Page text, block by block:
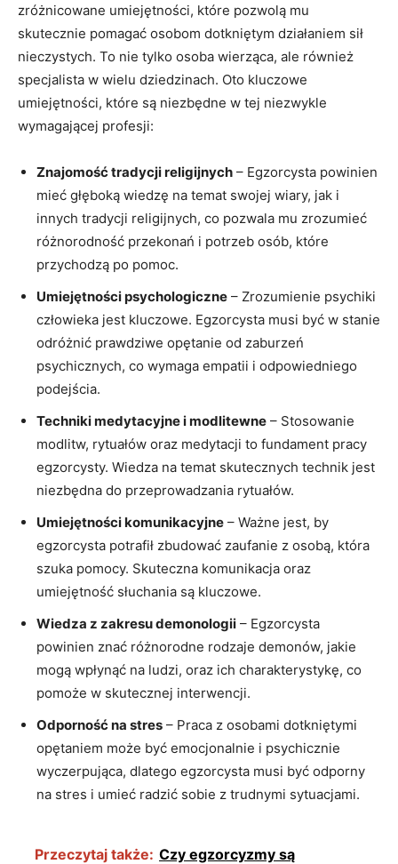
zróżnicowane umiejętności, które pozwolą mu⁢
skutecznie ⁣pomagać osobom dotkniętym działaniem sił
nieczystych.‍ To nie tylko ⁢osoba wierząca, ale również
specjalista⁣ w wielu ‌dziedzinach. ‍Oto kluczowe⁣
umiejętności, które są niezbędne w tej niezwykle
wymagającej⁤ profesji:
Znajomość tradycji religijnych – Egzorcysta powinien
mieć głęboką wiedzę na temat swojej wiary, jak⁤ i
innych tradycji religijnych, ‍co pozwala mu zrozumieć
różnorodność⁣ przekonań i potrzeb osób, które
przychodzą po ⁣pomoc.
Umiejętności ​psychologiczne – Zrozumienie psychiki
człowieka jest kluczowe. Egzorcysta‍ musi być w stanie
odróżnić prawdziwe opętanie od zaburzeń
psychicznych,⁣ co ⁢wymaga‍ empatii​ i odpowiedniego⁤
podejścia.
Techniki medytacyjne i⁤ modlitewne ⁤– Stosowanie‌
modlitw, rytuałów oraz medytacji to fundament pracy
egzorcysty. Wiedza ⁢na temat ⁢skutecznych technik jest
niezbędna do przeprowadzania rytuałów.
Umiejętności komunikacyjne – ⁣Ważne jest, by
egzorcysta potrafił zbudować zaufanie z osobą, która
szuka ‍pomocy. Skuteczna komunikacja oraz
umiejętność słuchania są kluczowe.
Wiedza z ‍zakresu demonologii – Egzorcysta
powinien znać różnorodne rodzaje⁢ demonów, jakie
mogą wpłynąć ‌na ludzi, oraz ich charakterystykę, ‌co
pomoże w skutecznej interwencji.
Odporność na‌ stres ⁤– Praca z osobami dotkniętymi
opętaniem może być emocjonalnie ⁤i psychicznie
wyczerpująca, dlatego egzorcysta⁣ musi być odporny
na stres ⁣i umieć radzić sobie z ​trudnymi sytuacjami.
Przeczytaj także: Czy egzorcyzmy są